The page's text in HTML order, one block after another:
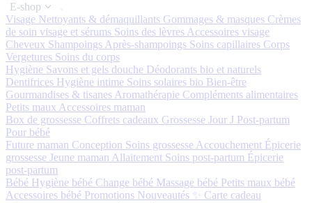
E-shop
Visage Nettoyants & démaquillants Gommages & masques Crèmes
de soin visage et sérums Soins des lèvres Accessoires visage
Cheveux Shampoings Après-shampoings Soins capillaires Corps
Vergetures Soins du corps
Hygiène Savons et gels douche Déodorants bio et naturels
Dentifrices Hygiène intime Soins solaires bio Bien-être
Gourmandises & tisanes Aromathérapie Compléments alimentaires
Petits maux Accessoires maman
Box de grossesse Coffrets cadeaux Grossesse Jour J Post-partum
Pour bébé
Future maman Conception Soins grossesse Accouchement Épicerie
grossesse Jeune maman Allaitement Soins post-partum Épicerie
post-partum
Bébé Hygiène bébé Change bébé Massage bébé Petits maux bébé
Accessoires bébé Promotions Nouveautés ✨ Carte cadeau